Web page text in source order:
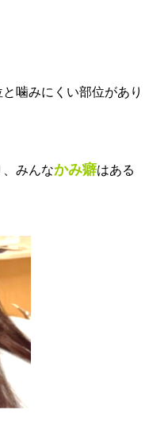
噛みにくい部位があり
みんなかみ癖はある